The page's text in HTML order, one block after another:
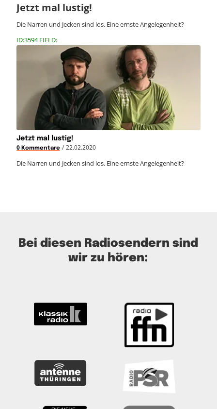
Jetzt mal lustig!
Die Narren und Jecken sind los. Eine ernste Angelegenheit?
ID:3594 FIELD:
Jetzt mal lustig!
0 Kommentare / 22.02.2020
Die Narren und Jecken sind los. Eine ernste Angelegenheit?
Bei diesen Radiosendern sind
wir zu hören: